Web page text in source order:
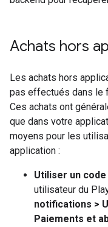
Achats hors
Les achats hors
pas effectués dans le
Ces achats ont
que dans votre
moyens pour les
application :
Utiliser un
utilisateur du
notifications >
Paiements et